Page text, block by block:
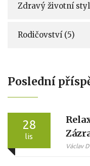
Zdravý životní styl
Rodičovství (5)
Poslední
28
lis
Václav